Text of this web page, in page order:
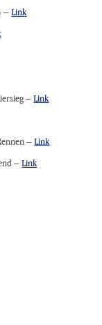
–Link
–Link
–Link
–Link